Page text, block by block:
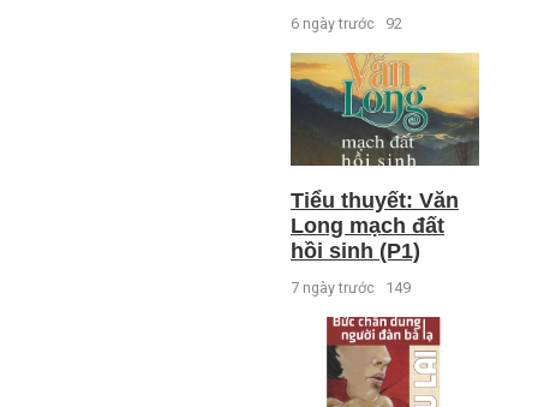
6 ngày trước 92
Tiểu thuyết: Văn
Long mạch đất
hồi sinh (P1)
7 ngày trước 149